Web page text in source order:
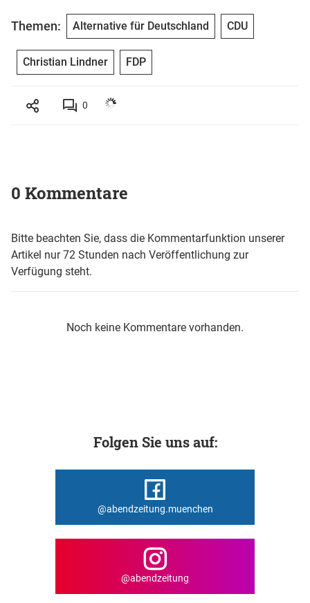
Themen: Alternative für Deutschland CDU
Christian Lindner FDP
0
0 Kommentare
Bitte beachten Sie, dass die Kommentarfunktion unserer
Artikel nur 72 Stunden nach Veröffentlichung zur
Verfügung steht.
Noch keine Kommentare vorhanden.
Folgen Sie uns auf:
@abendzeitung.muenchen
@abendzeitung